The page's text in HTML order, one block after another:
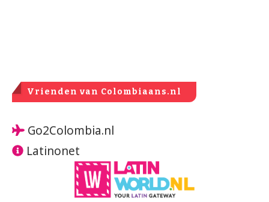
Vrienden van Colombiaans.nl
Go2Colombia.nl
Latinonet